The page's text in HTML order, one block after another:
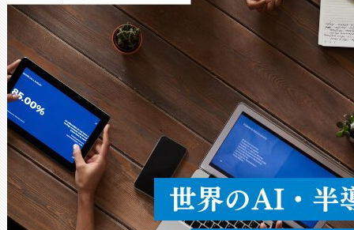
Avia 2は、2種類のFOVオプシ
× 80°のノーマルモード、長
ードを切り替えて使用するこ
ることなく、単一のデバイス
うにします。遠距離まで届く
密度なスキャ […]